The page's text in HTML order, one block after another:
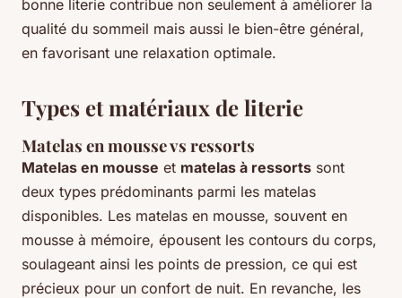
bonne literie contribue non seulement à améliorer la
qualité du sommeil mais aussi le bien-être général,
en favorisant une relaxation optimale.
Types et matériaux de literie
Matelas en mousse vs ressorts
Matelas en mousse et matelas à ressorts sont
deux types prédominants parmi les matelas
disponibles. Les matelas en mousse, souvent en
mousse à mémoire, épousent les contours du corps,
soulageant ainsi les points de pression, ce qui est
précieux pour un confort de nuit. En revanche, les